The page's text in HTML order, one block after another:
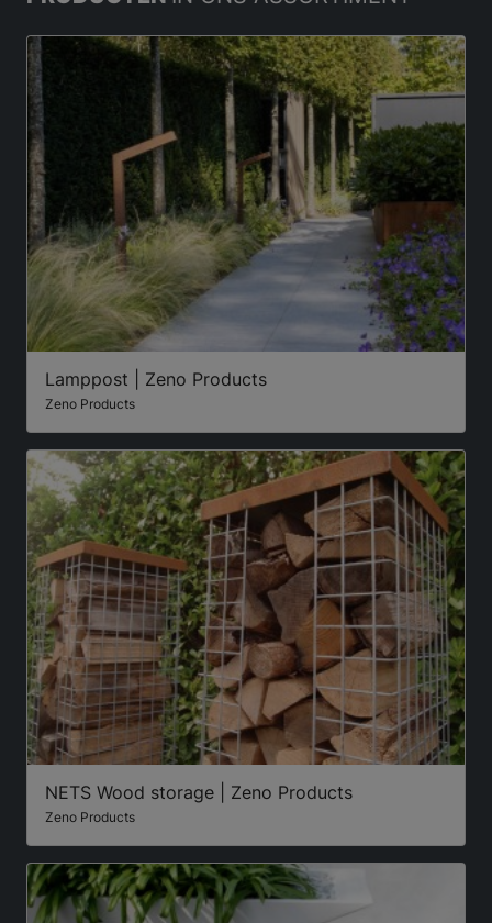
Lamppost | Zeno Products
Zeno Products
NETS Wood storage | Zeno Products
Zeno Products